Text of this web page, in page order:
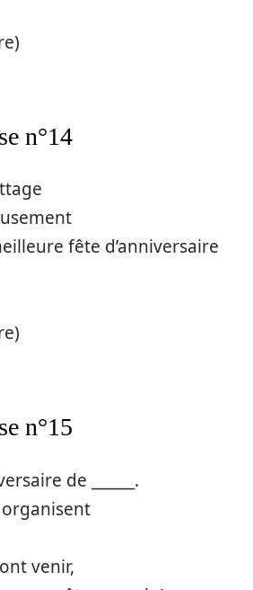
n°14
fête d’anniversaire
n°15
de ______.
venir,